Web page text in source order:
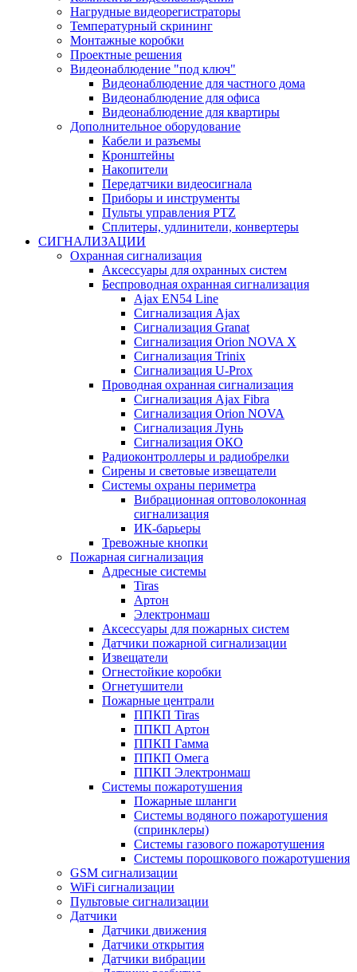
Нагрудные видеорегистраторы
Температурный скрининг
Монтажные коробки
Проектные решения
Видеонаблюдение "под ключ"
Видеонаблюдение для частного дома
Видеонаблюдение для офиса
Видеонаблюдение для квартиры
Дополнительное оборудование
Кабели и разъемы
Кронштейны
Накопители
Передатчики видеосигнала
Приборы и инструменты
Пульты управления PTZ
Сплитеры, удлинители, конвертеры
СИГНАЛИЗАЦИИ
Охранная сигнализация
Аксессуары для охранных систем
Беспроводная охранная сигнализация
Ajax EN54 Line
Сигнализация Ajax
Сигнализация Granat
Сигнализация Orion NOVA X
Сигнализация Trinix
Сигнализация U-Prox
Проводная охранная сигнализация
Сигнализация Ajax Fibra
Сигнализация Orion NOVA
Сигнализация Лунь
Сигнализация ОКО
Радиоконтроллеры и радиобрелки
Сирены и световые извещатели
Системы охраны периметра
Вибрационная оптоволоконная
сигнализация
ИК-барьеры
Тревожные кнопки
Пожарная сигнализация
Адресные системы
Tiras
Артон
Электронмаш
Аксессуары для пожарных систем
Датчики пожарной сигнализации
Извещатели
Огнестойкие коробки
Огнетушители
Пожарные централи
ППКП Tiras
ППКП Артон
ППКП Гамма
ППКП Омега
ППКП Электронмаш
Системы пожаротушения
Пожарные шланги
Системы водяного пожаротушения
(спринклеры)
Системы газового пожаротушения
Системы порошкового пожаротушения
GSM сигнализации
WiFi сигнализации
Пультовые сигнализации
Датчики
Датчики движения
Датчики открытия
Датчики вибрации